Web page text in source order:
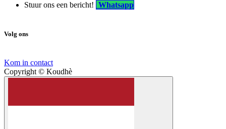
Stuur ons een bericht! Whatsa​pp
Volg ons
Kom in contact
Copyright © Koudhè